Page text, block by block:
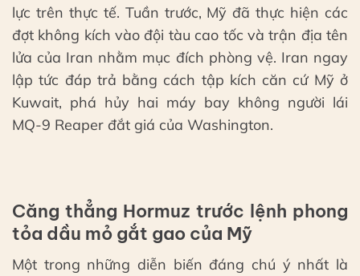
lực trên thực tế. Tuần trước, Mỹ đã thực hiện các
đợt không kích vào đội tàu cao tốc và trận địa tên
lửa của Iran nhằm mục đích phòng vệ. Iran ngay
lập tức đáp trả bằng cách tập kích căn cứ Mỹ ở
Kuwait, phá hủy hai máy bay không người lái
MQ-9 Reaper đắt giá của Washington.
Căng thẳng Hormuz trước lệnh phong
tỏa dầu mỏ gắt gao của Mỹ
Một trong những diễn biến đáng chú ý nhất là